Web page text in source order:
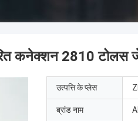
कनेक्शन 2810 टोलस
उत्पत्ति के प्लेस
ब्रांड नाम